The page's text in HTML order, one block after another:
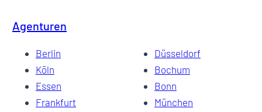
Agenturen
Berlin
Düsseldorf
Köln
Bochum
Essen
Bonn
Frankfurt
München